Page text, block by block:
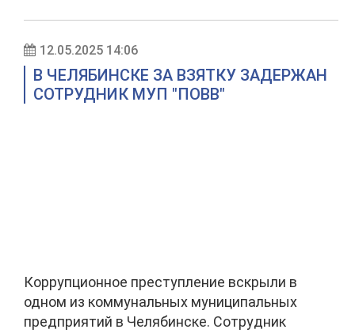
12.05.2025 14:06
В ЧЕЛЯБИНСКЕ ЗА ВЗЯТКУ ЗАДЕРЖАН
СОТРУДНИК МУП "ПОВВ"
Коррупционное преступление вскрыли в
одном из коммунальных муниципальных
предприятий в Челябинске. Сотрудник